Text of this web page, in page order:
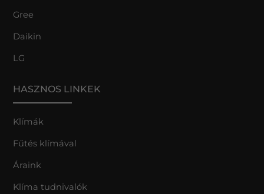
Gree
Daikin
LG
HASZNOS LINKEK
Klímák
Fűtés klímával
Áraink
Klíma tudnivalók